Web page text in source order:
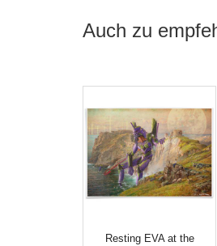
Auch zu
Resting EVA at the